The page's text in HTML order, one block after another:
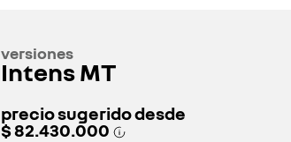
versiones
Intens MT
precio sugerido desde
$ 82.430.000